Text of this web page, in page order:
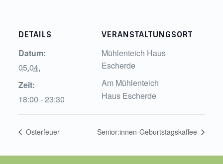
DETAILS
Datum:
05.04.
Zeit:
18:00 - 23:30
VERANSTALTUNGSORT
Mühlenteich Haus
Escherde
Am Mühlenteich
Haus Escherde
Osterfeuer Senior:innen-Geburtstagskaffee